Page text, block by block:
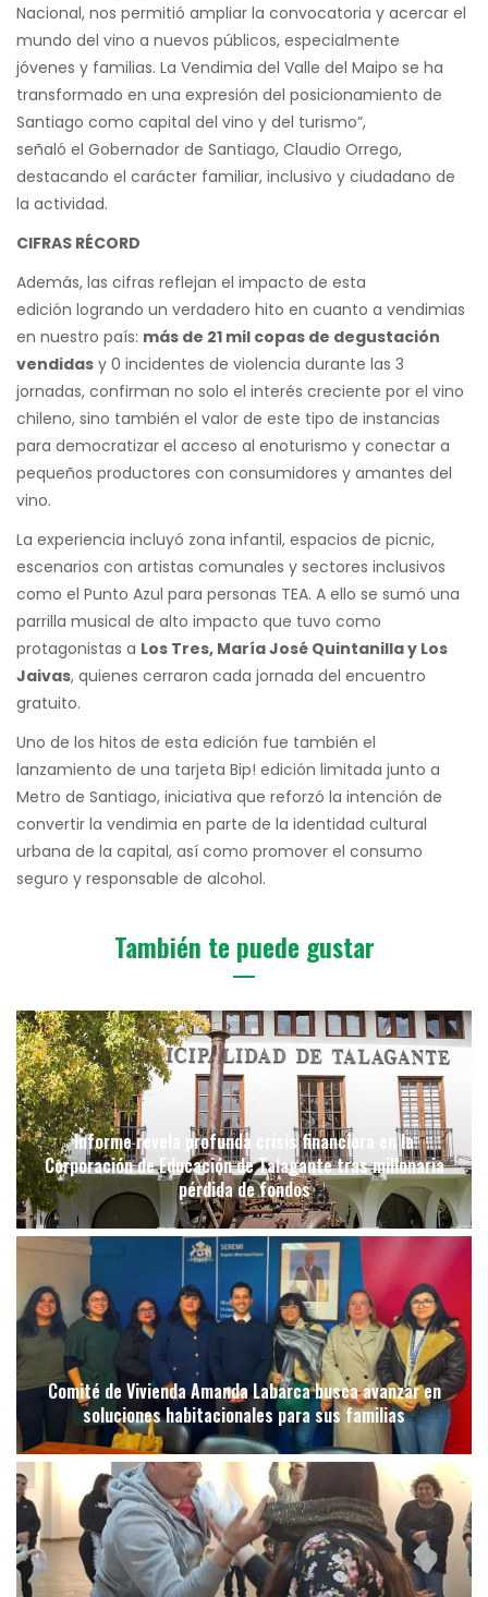
Nacional, nos permitió ampliar la convocatoria y acercar el
mundo del vino a nuevos públicos, especialmente
jóvenes y familias. La Vendimia del Valle del Maipo se ha
transformado en una expresión del posicionamiento de
Santiago como capital del vino y del turismo”,
señaló el Gobernador de Santiago, Claudio Orrego,
destacando el carácter familiar, inclusivo y ciudadano de
la actividad.
CIFRAS RÉCORD
Además, las cifras reflejan el impacto de esta
edición logrando un verdadero hito en cuanto a vendimias
en nuestro país: más de 21 mil copas de degustación
vendidas y 0 incidentes de violencia durante las 3
jornadas, confirman no solo el interés creciente por el vino
chileno, sino también el valor de este tipo de instancias
para democratizar el acceso al enoturismo y conectar a
pequeños productores con consumidores y amantes del
vino.
La experiencia incluyó zona infantil, espacios de picnic,
escenarios con artistas comunales y sectores inclusivos
como el Punto Azul para personas TEA. A ello se sumó una
parrilla musical de alto impacto que tuvo como
protagonistas a Los Tres, María José Quintanilla y Los
Jaivas, quienes cerraron cada jornada del encuentro
gratuito.
Uno de los hitos de esta edición fue también el
lanzamiento de una tarjeta Bip! edición limitada junto a
Metro de Santiago, iniciativa que reforzó la intención de
convertir la vendimia en parte de la identidad cultural
urbana de la capital, así como promover el consumo
seguro y responsable de alcohol.
También te puede gustar
Informe revela profunda crisis financiera en la
Corporación de Educación de Talagante tras millonaria
pérdida de fondos
Comité de Vivienda Amanda Labarca busca avanzar en
soluciones habitacionales para sus familias